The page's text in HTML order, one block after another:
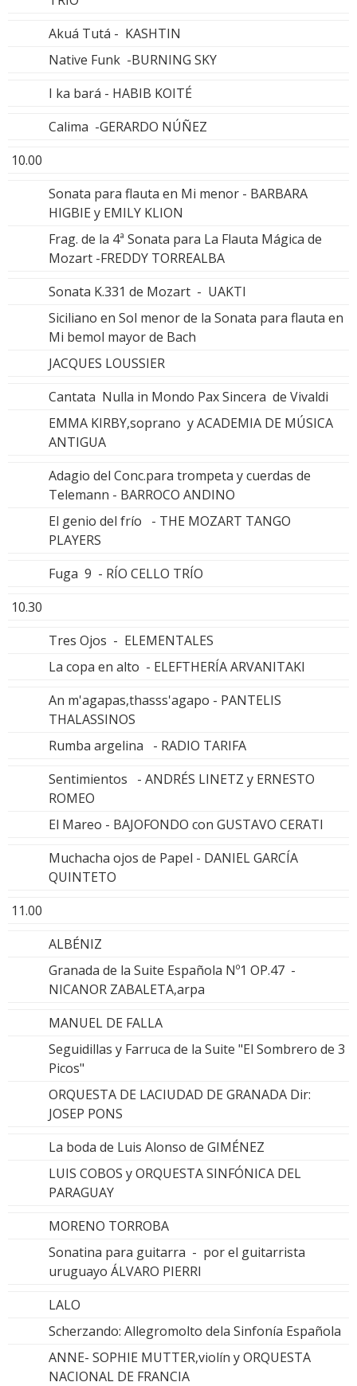
Akuá Tutá - KASHTIN
Native Funk -BURNING SKY
I ka bará - HABIB KOITÉ
Calima -GERARDO NÚÑEZ
10.00
Sonata para flauta en Mi menor - BARBARA
HIGBIE y EMILY KLION
Frag. de la 4ª Sonata para La Flauta Mágica de
Mozart -FREDDY TORREALBA
Sonata K.331 de Mozart - UAKTI
Siciliano en Sol menor de la Sonata para flauta en
Mi bemol mayor de Bach
JACQUES LOUSSIER
Cantata Nulla in Mondo Pax Sincera de Vivaldi
EMMA KIRBY,soprano y ACADEMIA DE MÚSICA
ANTIGUA
Adagio del Conc.para trompeta y cuerdas de
Telemann - BARROCO ANDINO
El genio del frío - THE MOZART TANGO
PLAYERS
Fuga 9 - RÍO CELLO TRÍO
10.30
Tres Ojos - ELEMENTALES
La copa en alto - ELEFTHERÍA ARVANITAKI
An m'agapas,thasss'agapo - PANTELIS
THALASSINOS
Rumba argelina - RADIO TARIFA
Sentimientos - ANDRÉS LINETZ y ERNESTO
ROMEO
El Mareo - BAJOFONDO con GUSTAVO CERATI
Muchacha ojos de Papel - DANIEL GARCÍA
QUINTETO
11.00
ALBÉNIZ
Granada de la Suite Española Nº1 OP.47 -
NICANOR ZABALETA,arpa
MANUEL DE FALLA
Seguidillas y Farruca de la Suite "El Sombrero de 3
Picos"
ORQUESTA DE LACIUDAD DE GRANADA Dir:
JOSEP PONS
La boda de Luis Alonso de GIMÉNEZ
LUIS COBOS y ORQUESTA SINFÓNICA DEL
PARAGUAY
MORENO TORROBA
Sonatina para guitarra - por el guitarrista
uruguayo ÁLVARO PIERRI
LALO
Scherzando: Allegromolto dela Sinfonía Española
ANNE- SOPHIE MUTTER,violín y ORQUESTA
NACIONAL DE FRANCIA